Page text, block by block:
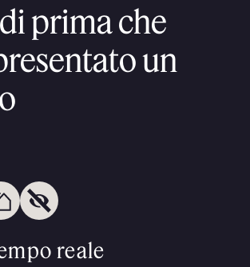
prima che
un
reale